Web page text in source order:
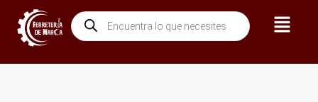
contenido
Búsqueda
de
productos
Menú